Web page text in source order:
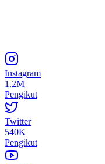
Instagram
1.2M
Pengikut
Twitter
540K
Pengikut